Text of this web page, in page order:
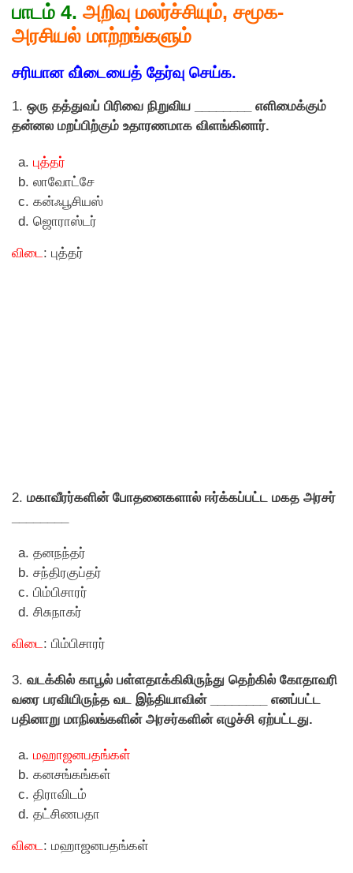
பாடம் 4. அறிவு மலர்ச்சியும், சமூக-
அரசியல் மாற்றங்களும்
சரியான வி்டையைத் தேர்வு செய்க.
1. ஒரு தத்துவப் பிரிவை நிறுவிய ________ எளிமைக்கும்
தன்னல மறப்பிற்கும் உதாரணமாக விளங்கினார்.
புத்தர்
லாவோட்சே
கன்ஃபூசியஸ்
ஜொராஸ்டர்
விடை : புத்தர்
2. மகாவீரர்களின் போதனைகளால் ஈர்க்கப்பட்ட மகத அரசர்
தனநந்தர்
சந்திரகுப்தர்
பிம்பிசாரர்
சிசுநாகர்
விடை: பிம்பிசாரர்
3. வடக்கில் காபூல் பள்ளதாக்கிலிருந்து தெற்கில் கோதாவரி
வரை பரவியிருந்த வட இந்தியாவின் ________ எனப்பட்ட
பதினாறு மாநிலங்களின் அரசர்களின் எழுச்சி ஏற்பட்டது.
மஹாஜனபதங்கள்
கனசங்கங்கள்
திராவிடம்
தட்சிணபதா
விடை: மஹாஜனபதங்கள்